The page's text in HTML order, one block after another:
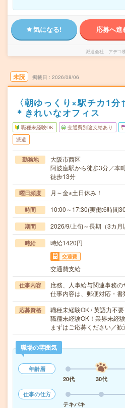
気になる! 応募へ進
派遣会社 アデコ
未読 掲載日 2026/08/06
〈朝ゆっくり×駅チカ1
＊きれいなオフィス
職種未経験OK 交通費別途支給あり
派遣
勤務地
大阪市西区
阿波座駅から徒歩3分／本
徒歩13分
曜日頻度 月～金※土日休み！
時間 10:00～17:30(実働:6時間
期間 2026/9/上旬～長期（3カ
時給 時給1420円
交通費
交通費支給
仕事内容
庶務、人事給与関連事務
仕事内容は、郵便対応・
応募資格
職種未経験OK / 英語力不要
職種未経験OK！業界未経
まずはご応募ください／
職場の雰囲気
年齢層
20代
30代
仕事の仕方
テキパキ